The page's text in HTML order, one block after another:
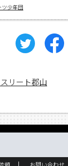
ツ少年団
リート郡山